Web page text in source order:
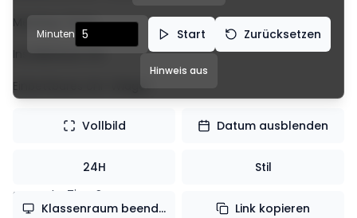
Minuten Start Zurücksetzen
Hinweis aus
Vollbild Datum ausblenden
24H Stil
Klassenraum beenden Link kopieren
Meeting-Timer
Einbettbares Uhr-Widget
Kontakt
support@TimeScreen.org